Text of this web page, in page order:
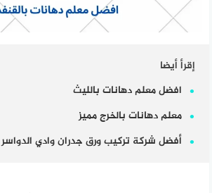
إقرأ أيضا
افضل معلم دهانات بالليث
معلم دهانات بالخرج مميز
أفضل شركة تركيب ورق جدران وادي الدواسر